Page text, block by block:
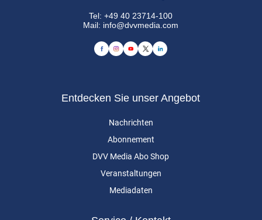
Tel:+49 40 23714-100
Mail: info@dvvmedia.com
Entdecken Sie unser Angebot
Nachrichten
Abonnement
DVV Media Abo Shop
Veranstaltungen
Mediadaten